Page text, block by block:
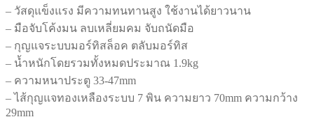
– วัสดุแข็งแรง มีความทนทานสูง ใช้งานได้ยาวนาน
– มือจับโค้งมน ลบเหลี่ยมคม จับถนัดมือ
– กุญแจระบบมอร์ทิสล็อค ตลับมอร์ทิส
– น้ำหนักโดยรวมทั้งหมดประมาณ 1.9kg
– ความหนาประตู 33-47mm
– ไส้กุญแจทองเหลืองระบบ 7 พิน ความยาว 70mm ความกว้าง
29mm